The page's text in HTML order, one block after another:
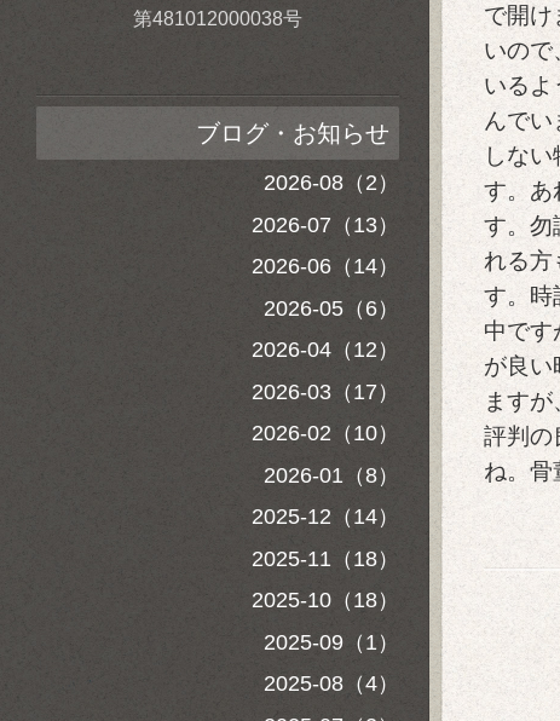
で開け
いので
いるよ
んで
しない
す。あ
す。勿
れる方
す。時
中です
が良い
ます
評判の
ね。骨
第481012000038号
ブログ・お知らせ
2026-08（2）
2026-07（13）
2026-06（14）
2026-05（6）
2026-04（12）
2026-03（17）
2026-02（10）
2026-01（8）
2025-12（14）
2025-11（18）
2025-10（18）
2025-09（1）
2025-08（4）